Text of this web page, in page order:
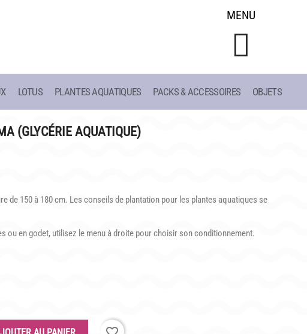
MENU
MARLIAC
CONSEILS
DE PLANTATION
LOTUS PLANTES AQUATIQUES PACKS & ACCESSOIRES OBJETS
(GLYCÉRIE AQUATIQUE)
de 150 à 180 cm. Les conseils de plantation pour les plantes aquatiques se
ou en godet, utilisez le menu à droite pour choisir son conditionnement.